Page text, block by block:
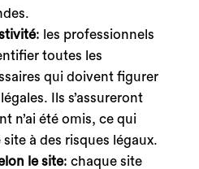
: les professionnels
toutes les
qui doivent figurer
Ils s’assureront
n’ai été omis, ce qui
à des risques légaux.
le site: chaque site